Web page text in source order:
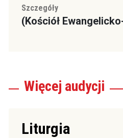
Szczegóły
(Kościół
Więcej audycji
Liturgia